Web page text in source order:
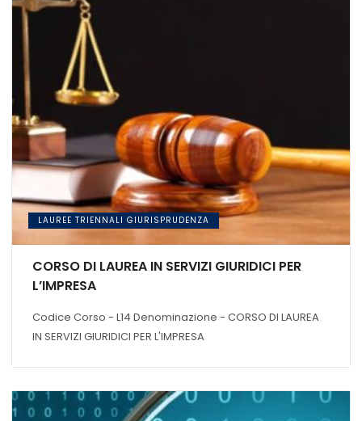
LAUREE TRIENNALI GIURISPRUDENZA
CORSO DI LAUREA IN SERVIZI GIURIDICI PER
L’IMPRESA
Codice Corso - L14 Denominazione - CORSO DI LAUREA
IN SERVIZI GIURIDICI PER L'IMPRESA